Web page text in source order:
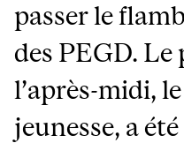
passer le
des PEGD.
l’après-midi,
jeunesse, a